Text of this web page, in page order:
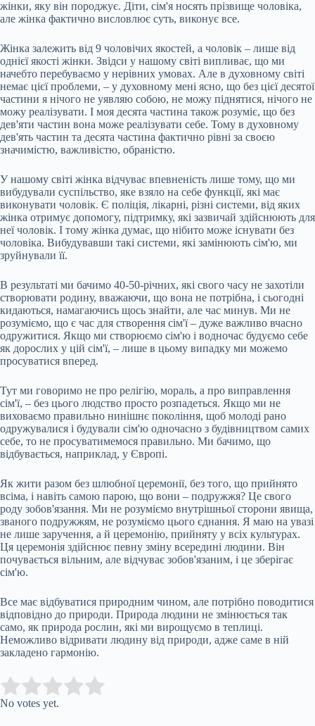
жінки, яку він породжує. Діти, сім'я носять прізвище чоловіка,
але жінка фактично висловлює суть, виконує все.
Жінка залежить від 9 чоловічих якостей, а чоловік – лише від
однієї якості жінки. Звідси у нашому світі випливає, що ми
начебто перебуваємо у нерівних умовах. Але в духовному світі
немає цієї проблеми, – у духовному мені ясно, що без цієї десятої
частини я нічого не уявляю собою, не можу піднятися, нічого не
можу реалізувати. І моя десята частина також розуміє, що без
дев'яти частин вона може реалізувати себе. Тому в духовному
дев'ять частин та десята частина фактично рівні за своєю
значимістю, важливістю, обраністю.
У нашому світі жінка відчуває впевненість лише тому, що ми
вибудували суспільство, яке взяло на себе функції, які має
виконувати чоловік. Є поліція, лікарні, різні системи, від яких
жінка отримує допомогу, підтримку, які зазвичай здійснюють для
неї чоловік. І тому жінка думає, що нібито може існувати без
чоловіка. Вибудувавши такі системи, які замінюють сім'ю, ми
зруйнували її.
В результаті ми бачимо 40-50-річних, які свого часу не захотіли
створювати родину, вважаючи, що вона не потрібна, і сьогодні
кидаються, намагаючись щось знайти, але час минув. Ми не
розуміємо, що є час для створення сім'ї – дуже важливо вчасно
одружитися. Якщо ми створюємо сім'ю і водночас будуємо себе
як дорослих у цій сім'ї, – лише в цьому випадку ми можемо
просуватися вперед.
Тут ми говоримо не про релігію, мораль, а про виправлення
сім'ї, – без цього людство просто розпадеться. Якщо ми не
виховаємо правильно нинішнє покоління, щоб молоді рано
одружувалися і будували сім'ю одночасно з будівництвом самих
себе, то не просуватимемося правильно. Ми бачимо, що
відбувається, наприклад, у Європі.
Як жити разом без шлюбної церемонії, без того, що прийнято
всіма, і навіть самою парою, що вони – подружжя? Це свого
роду зобов'язання. Ми не розуміємо внутрішньої сторони явища,
званого подружжям, не розуміємо цього єднання. Я маю на увазі
не лише заручення, а й церемонію, прийняту у всіх культурах.
Ця церемонія здійснює певну зміну всередині людини. Він
почувається вільним, але відчуває зобов'язаним, і це зберігає
сім'ю.
Все має відбуватися природним чином, але потрібно поводитися
відповідно до природи. Природа людини не змінюється так
само, як природа рослин, які ми вирощуємо в теплиці.
Неможливо відривати людину від природи, адже саме в ній
закладено гармонію.
Rate this item:
No votes yet.